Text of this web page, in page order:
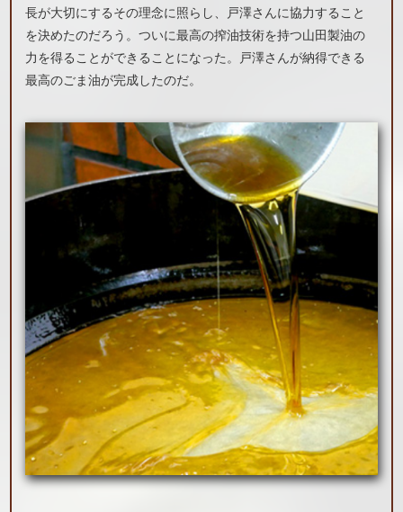
長が大切にするその理念に照らし、戸澤さんに協力すること
を決めたのだろう。ついに最高の搾油技術を持つ山田製油の
力を得ることができることになった。戸澤さんが納得できる
最高のごま油が完成したのだ。